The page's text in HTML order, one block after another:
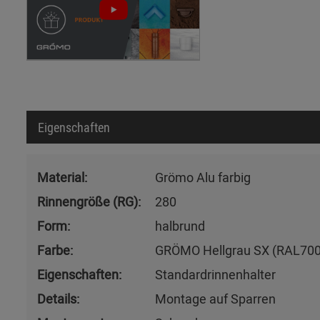
Eigenschaften
Material:
Grömo Alu farbig
Rinnengröße (RG):
280
Form:
halbrund
Farbe:
GRÖMO Hellgrau SX
Eigenschaften:
Standardrinnenhalter
Details:
Montage auf Sparren